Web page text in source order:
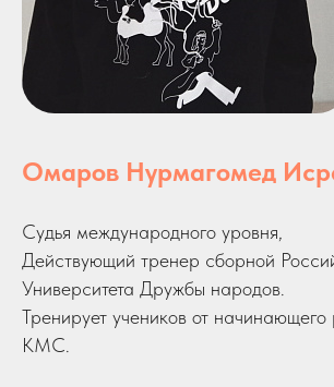
Омаров Нурмагомед
Судья международного уровня,
Действующий тренер сборной
Университета Дружбы народов.
Тренирует учеников от
КМС.